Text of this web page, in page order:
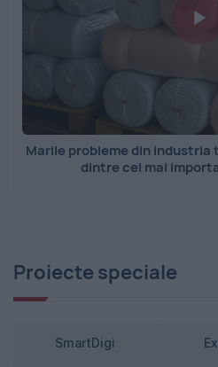
Marile probleme din
dintre cei mai
Proiecte speciale
SmartDigi